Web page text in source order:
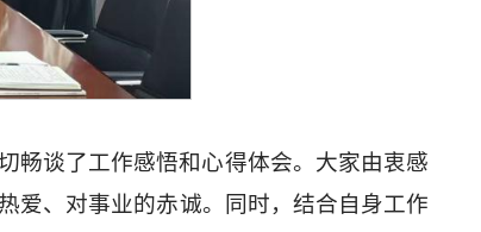
畅谈了工作感悟和心得体会。大家由衷感
爱、对事业的赤诚。同时，结合自身工作